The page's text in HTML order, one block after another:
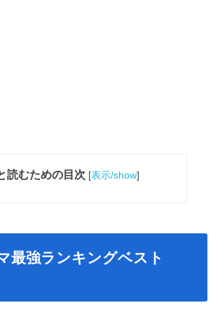
読むための目次 [表示/show]
最強ランキングベスト